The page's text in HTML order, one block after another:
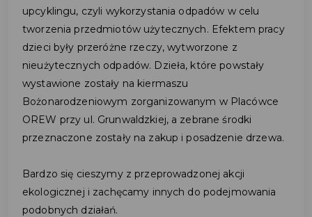
upcyklingu, czyli wykorzystania odpadów w celu
tworzenia przedmiotów użytecznych. Efektem pracy
dzieci były przeróżne rzeczy, wytworzone z
nieużytecznych odpadów. Dzieła, które powstały
wystawione zostały na kiermaszu
Bożonarodzeniowym zorganizowanym w Placówce
OREW przy ul. Grunwaldzkiej, a zebrane środki
przeznaczone zostały na zakup i posadzenie drzewa.
Bardzo się cieszymy z przeprowadzonej akcji
ekologicznej i zachęcamy innych do podejmowania
podobnych działań.